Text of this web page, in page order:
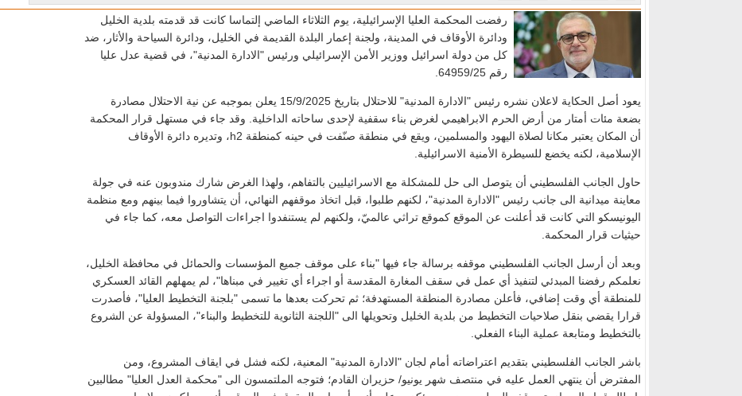
رفضت المحكمة العليا الإسرائيلية، يوم الثلاثاء الماضي إلتماسا كانت قد قدمته بلدية الخليل
ودائرة الأوقاف في المدينة، ولجنة إعمار البلدة القديمة في الخليل، ودائرة السياحة والأثار، ضد
كل من دولة اسرائيل ووزير الأمن الإسرائيلي ورئيس "الادارة المدنية"، في قضية عدل عليا
رقم 64959/25.
يعود أصل الحكاية لاعلان نشره رئيس "الادارة المدنية" للاحتلال بتاريخ 15/9/2025 يعلن بموجبه عن نية الاحتلال مصادرة
بضعة مئات أمتار من أرض الحرم الابراهيمي لغرض بناء سقفية لإحدى ساحاته الداخلية. وقد جاء في مستهل قرار المحكمة
أن المكان يعتبر مكانا لصلاة اليهود والمسلمين، ويقع في منطقة صنّفت في حينه كمنطقة h2، وتديره دائرة الأوقاف
الإسلامية، لكنه يخضع للسيطرة الأمنية الاسرائيلية.
حاول الجانب الفلسطيني أن يتوصل الى حل للمشكلة مع الاسرائيليين بالتفاهم، ولهذا الغرض شارك مندوبون عنه في جولة
معاينة ميدانية الى جانب رئيس "الادارة المدنية"، لكنهم طلبوا، قبل اتخاذ موقفهم النهائي، أن يتشاوروا فيما بينهم ومع منظمة
اليونيسكو التي كانت قد أعلنت عن الموقع كموقع تراثي عالميّ، ولكنهم لم يستنفدوا اجراءات التواصل معه، كما جاء في
حيثيات قرار المحكمة.
وبعد أن أرسل الجانب الفلسطيني موقفه برسالة جاء فيها "بناء على موقف جميع المؤسسات والحمائل في محافظة الخليل،
نعلمكم رفضنا المبدئي لتنفيذ أي عمل في سقف المغارة المقدسة أو اجراء أي تغيير في مبناها"، لم يمهلهم القائد العسكري
للمنطقة أي وقت إضافي، فأعلن مصادرة المنطقة المستهدفة؛ ثم تحركت بعدها ما تسمى "بلجنة التخطيط العليا"، فأصدرت
قرارا يقضي بنقل صلاحيات التخطيط من بلدية الخليل وتحويلها الى "اللجنة الثانوية للتخطيط والبناء"، المسؤولة عن الشروع
بالتخطيط ومتابعة عملية البناء الفعلي.
باشر الجانب الفلسطيني بتقديم اعتراضاته أمام لجان "الادارة المدنية" المعنية، لكنه فشل في ايقاف المشروع، ومن
المفترض أن ينتهي العمل عليه في منتصف شهر يونيو/ حزيران القادم؛ فتوجه الملتمسون الى "محكمة العدل العليا" مطالبين